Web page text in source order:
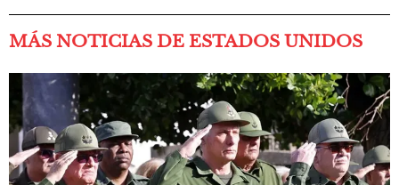
MÁS NOTICIAS DE ESTADOS UNIDOS